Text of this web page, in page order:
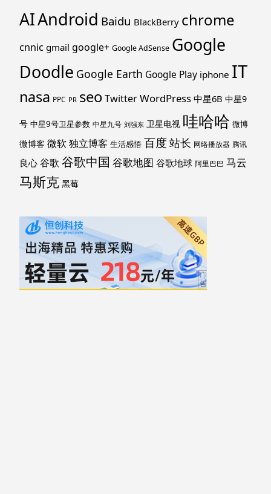
AIAndroid Baidu BlackBerry chrome
cnnic gmail google+ Google AdSense Google
Doodle Google Earth Google Play iphone IT
nasa PPC PR seoTwitterWordPress 中星6B 中星9
号 中星9号卫星参数 中星九号 刘强东 卫星电视 哇哈哈 微博
微博客 微软独立博客 生活感悟 百度 站长 网络播放器 腾讯
良心 谷歌 谷歌中国 谷歌地图 谷歌地球 阿里巴巴 马云
马斯克 黑莓